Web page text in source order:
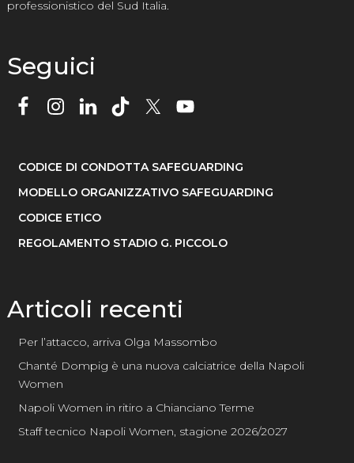
professionistico del Sud Italia.
Seguici
CODICE DI CONDOTTA SAFEGUARDING
MODELLO ORGANIZZATIVO SAFEGUARDING
CODICE ETICO
REGOLAMENTO STADIO G. PICCOLO
Articoli recenti
Per l’attacco, arriva Olga Massombo
Chanté Dompig è una nuova calciatrice della Napoli
Women
Napoli Women in ritiro a Chianciano Terme
Staff tecnico Napoli Women, stagione 2026/2027